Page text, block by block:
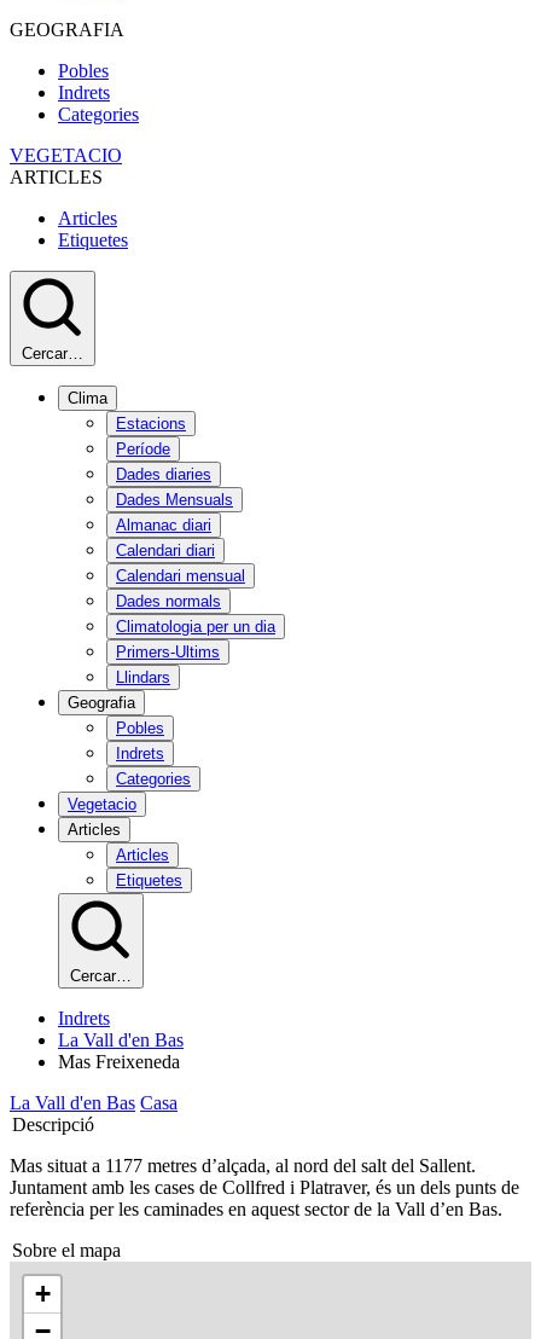
GEOGRAFIA
Pobles
Indrets
Categories
VEGETACIO
ARTICLES
Articles
Etiquetes
Cercar…
Clima
Estacions
Període
Dades diaries
Dades Mensuals
Almanac diari
Calendari diari
Calendari mensual
Dades normals
Climatologia per un dia
Primers-Ultims
Llindars
Geografia
Pobles
Indrets
Categories
Vegetacio
Articles
Articles
Etiquetes
Cercar…
Indrets
La Vall d'en Bas
Mas Freixeneda
La Vall d'en Bas Casa
Descripció
Mas situat a 1177 metres d’alçada, al nord del salt del Sallent.
Juntament amb les cases de Collfred i Platraver, és un dels punts de
referència per les caminades en aquest sector de la Vall d’en Bas.
Sobre el mapa
+
−